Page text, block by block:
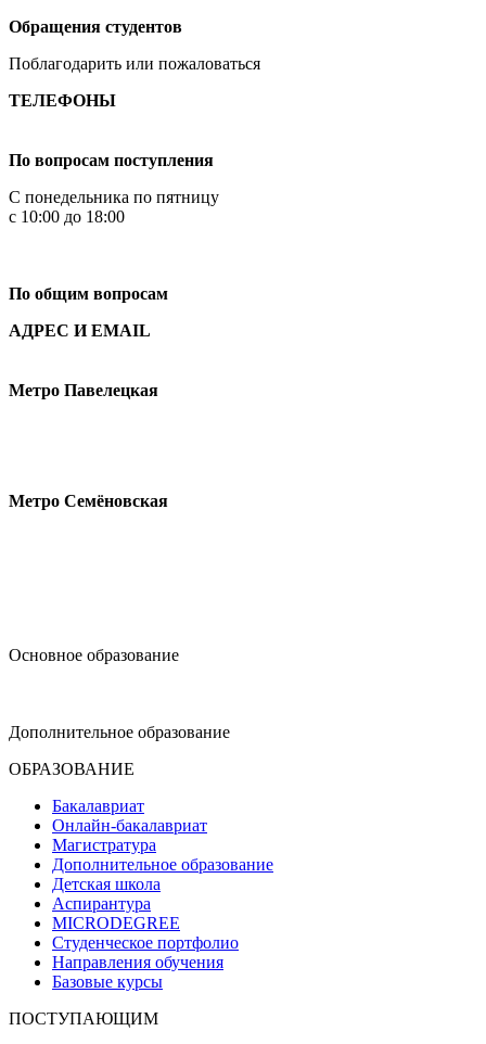
Обращения студентов
Поблагодарить или пожаловаться
ТЕЛЕФОНЫ
По вопросам поступления
С понедельника по пятницу
с 10:00 до 18:00
По общим вопросам
АДРЕС И EMAIL
Метро Павелецкая
Метро Семёновская
Основное образование
Дополнительное образование
ОБРАЗОВАНИЕ
Бакалавриат
Онлайн-бакалавриат
Магистратура
Дополнительное образование
Детская школа
Аспирантура
MICRODEGREE
Студенческое портфолио
Направления обучения
Базовые курсы
ПОСТУПАЮЩИМ